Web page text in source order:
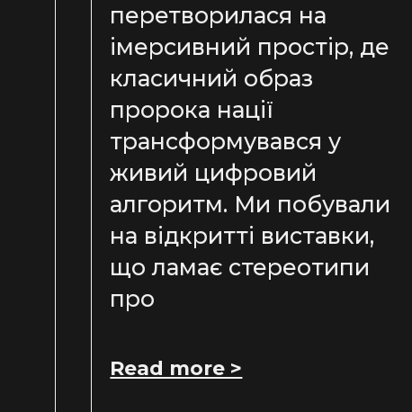
перетворилася на
імерсивний простір, де
класичний образ
пророка нації
трансформувався у
живий цифровий
алгоритм. Ми побували
на відкритті виставки,
що ламає стереотипи
про
Read more >